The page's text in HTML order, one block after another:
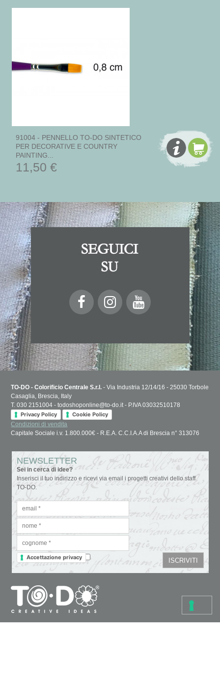
91004 - PENNELLO TO-DO SINTETICO
PER DECORATIVE E COUNTRY
PAINTING...
11,50 €
TO-DO - Colorificio Centrale S.r.l. - Via Industria 12/14/16 - 25030 Torbole
Casaglia, Brescia, Italy
T. 030 2151004 - todoshoponline@to-do.it - P.IVA 03032510178
Privacy Policy
Cookie Policy
Condizioni di vendita
Capitale Sociale i.v. 1.800.000€ - R.E.A. C.C.I.A.A di Brescia n° 313076
NEWSLETTER
Sei in cerca di idee?
Inserisci il tuo indirizzo e ricevi via email i progetti creativi dello staff
TO-DO.
Accettazione privacy